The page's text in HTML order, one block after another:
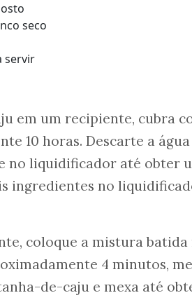
seco
servir
em um recipiente, cubra
10 horas. Descarte a
no liquidificador até obter
ingredientes no
coloque a mistura
4 minutos,
de-caju e mexa até